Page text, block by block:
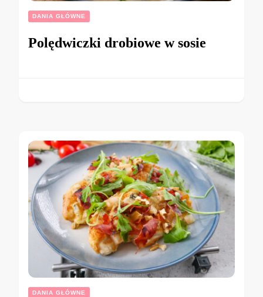
DANIA GŁÓWNE
Polędwiczki drobiowe w sosie
DANIA GŁÓWNE